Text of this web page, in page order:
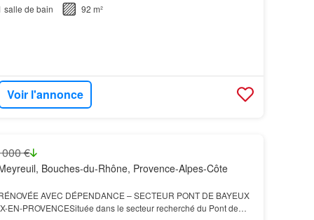
salle de bain 92 m²
Voir l'annonce
€
Bouches-du-Rhône, Provence-Alpes-Côte
AVEC DÉPENDANCE – SECTEUR PONT DE BAYEUX
EN-PROVENCESituée dans le secteur recherché du Pont de